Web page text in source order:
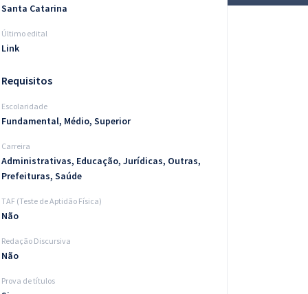
Santa Catarina
Último edital
Link
Requisitos
Escolaridade
Fundamental, Médio, Superior
Carreira
Administrativas, Educação, Jurídicas, Outras,
Prefeituras, Saúde
TAF (Teste de Aptidão Física)
Não
Redação Discursiva
Não
Prova de títulos